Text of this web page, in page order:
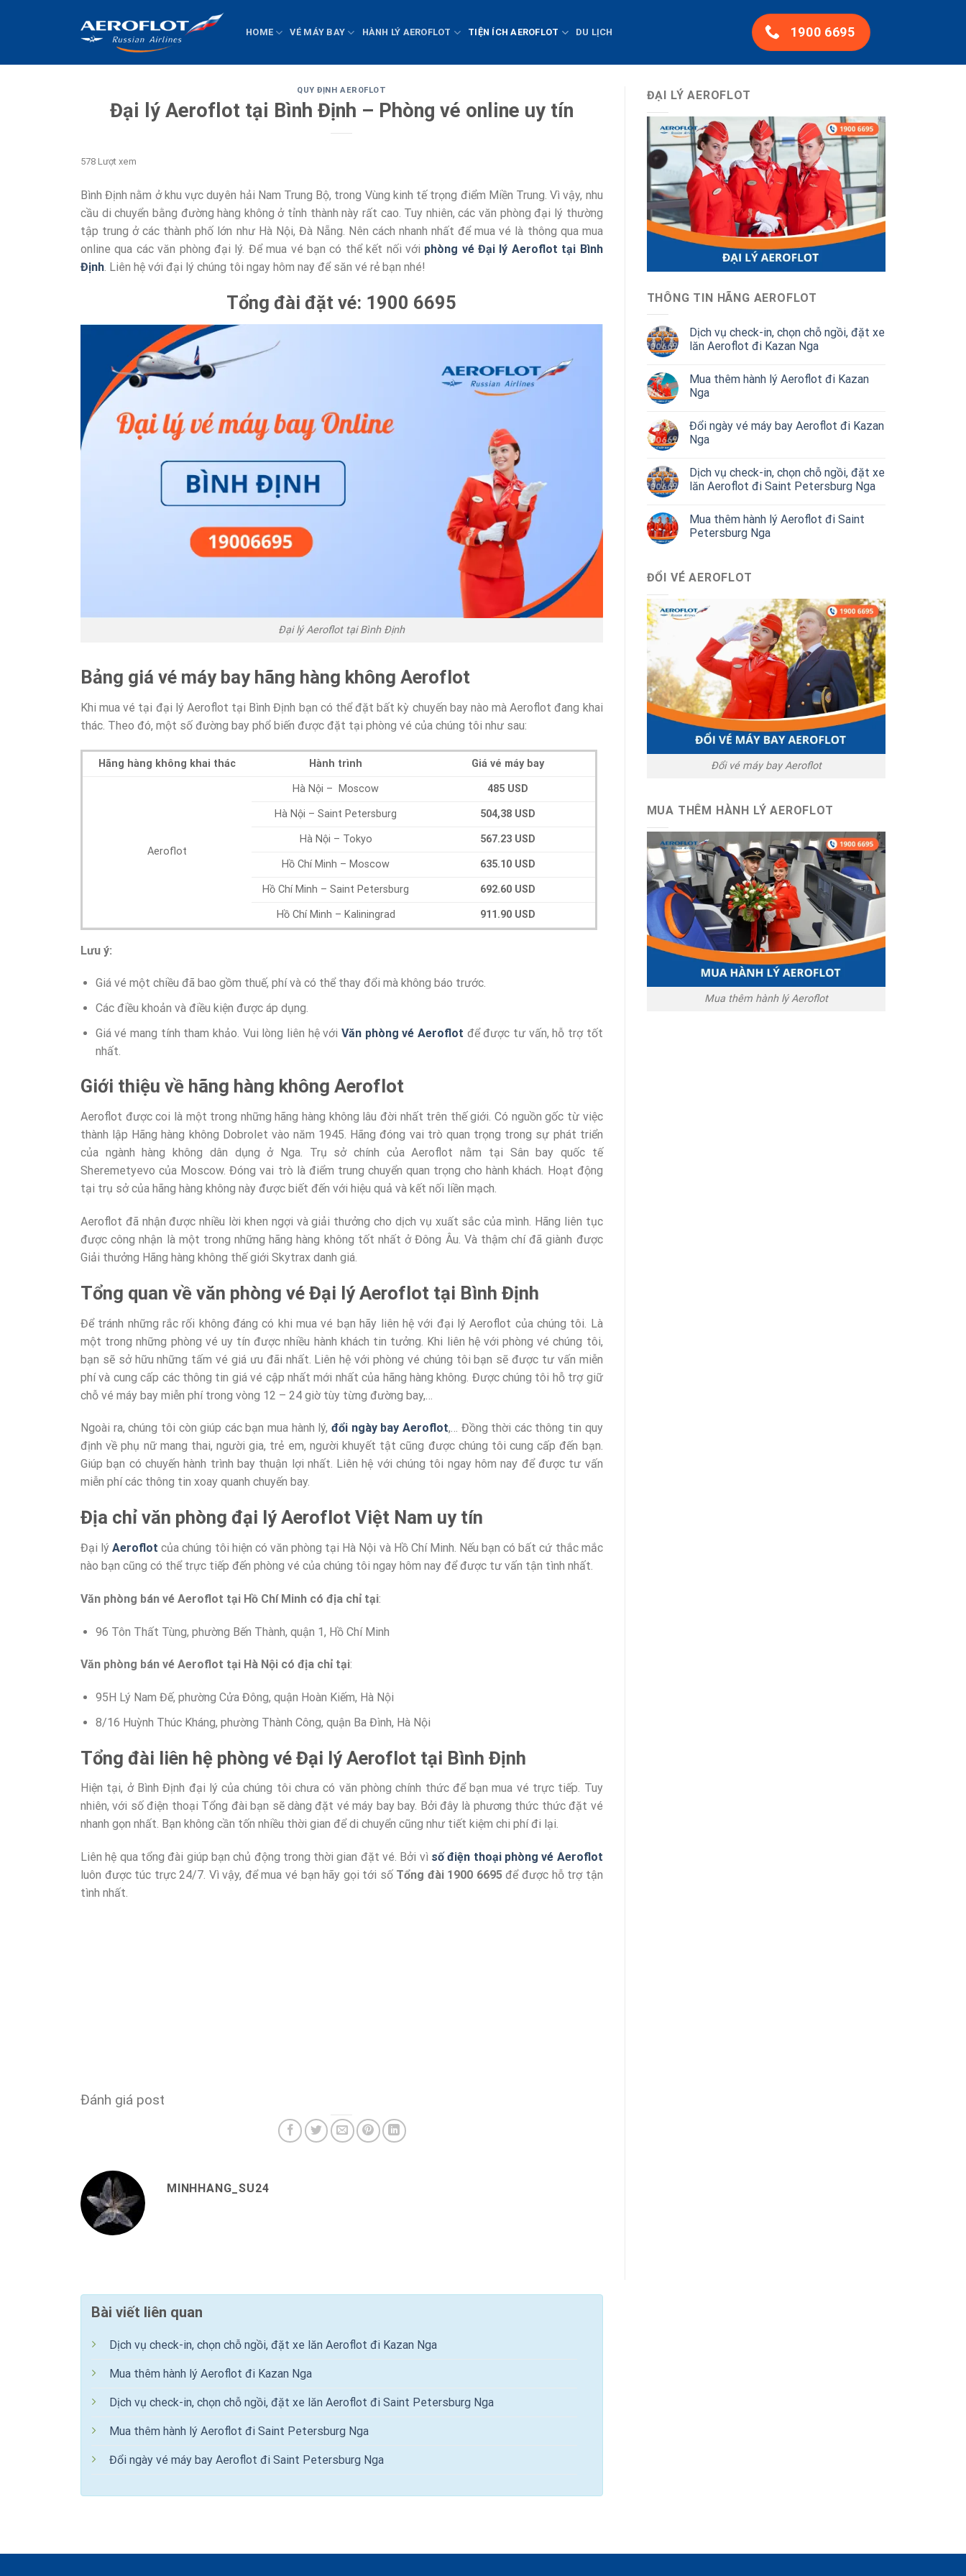
dung
HOME VÉ MÁY BAY HÀNH LÝ AEROFLOT TIỆN ÍCH AEROFLOT DU LỊCH 1900 6695
QUY ĐỊNH AEROFLOT
Đại lý Aeroflot tại Bình Định – Phòng vé online uy tín
578 Lượt xem
Bình Định nằm ở khu vực duyên hải Nam Trung Bộ, trong Vùng kinh tế trọng điểm Miền Trung. Vì vậy, nhu
cầu di chuyển bằng đường hàng không ở tỉnh thành này rất cao. Tuy nhiên, các văn phòng đại lý thường
tập trung ở các thành phố lớn như Hà Nội, Đà Nẵng. Nên cách nhanh nhất để mua vé là thông qua mua
online qua các văn phòng đại lý. Để mua vé bạn có thể kết nối với phòng vé Đại lý Aeroflot tại Bình
Định. Liên hệ với đại lý chúng tôi ngay hôm nay để săn vé rẻ bạn nhé!
Tổng đài đặt vé: 1900 6695
Đại lý Aeroflot tại Bình Định
Bảng giá vé máy bay hãng hàng không Aeroflot
Khi mua vé tại đại lý Aeroflot tại Bình Định bạn có thể đặt bất kỳ chuyến bay nào mà Aeroflot đang khai
thác. Theo đó, một số đường bay phổ biến được đặt tại phòng vé của chúng tôi như sau:
Hãng hàng không khai thác Hành trình Giá vé máy bay
Aeroflot
Hà Nội – Moscow 485 USD
Hà Nội – Saint Petersburg 504,38 USD
Hà Nội – Tokyo 567.23 USD
Hồ Chí Minh – Moscow 635.10 USD
Hồ Chí Minh – Saint Petersburg 692.60 USD
Hồ Chí Minh – Kaliningrad 911.90 USD
Lưu ý:
Giá vé một chiều đã bao gồm thuế, phí và có thể thay đổi mà không báo trước.
Các điều khoản và điều kiện được áp dụng.
Giá vé mang tính tham khảo. Vui lòng liên hệ vớiVăn phòng vé Aeroflot để được tư vấn, hỗ trợ tốt
nhất.
Giới thiệu về hãng hàng không Aeroflot
Aeroflot được coi là một trong những hãng hàng không lâu đời nhất trên thế giới. Có nguồn gốc từ việc
thành lập Hãng hàng không Dobrolet vào năm 1945. Hãng đóng vai trò quan trọng trong sự phát triển
của ngành hàng không dân dụng ở Nga. Trụ sở chính của Aeroflot nằm tại Sân bay quốc tế
Sheremetyevo của Moscow. Đóng vai trò là điểm trung chuyển quan trọng cho hành khách. Hoạt động
tại trụ sở của hãng hàng không này được biết đến với hiệu quả và kết nối liền mạch.
Aeroflot đã nhận được nhiều lời khen ngợi và giải thưởng cho dịch vụ xuất sắc của mình. Hãng liên tục
được công nhận là một trong những hãng hàng không tốt nhất ở Đông Âu. Và thậm chí đã giành được
Giải thưởng Hãng hàng không thế giới Skytrax danh giá.
Tổng quan về văn phòng vé Đại lý Aeroflot tại Bình Định
Để tránh những rắc rối không đáng có khi mua vé bạn hãy liên hệ với đại lý Aeroflot của chúng tôi. Là
một trong những phòng vé uy tín được nhiều hành khách tin tưởng. Khi liên hệ với phòng vé chúng tôi,
bạn sẽ sở hữu những tấm vé giá ưu đãi nhất. Liên hệ với phòng vé chúng tôi bạn sẽ được tư vấn miễn
phí và cung cấp các thông tin giá vé cập nhất mới nhất của hãng hàng không. Được chúng tôi hỗ trợ giữ
chỗ vé máy bay miễn phí trong vòng 12 – 24 giờ tùy từng đường bay,…
Ngoài ra, chúng tôi còn giúp các bạn mua hành lý, đổi ngày bay Aeroflot,… Đồng thời các thông tin quy
định về phụ nữ mang thai, người gia, trẻ em, người khuyết tật cũng được chúng tôi cung cấp đến bạn.
Giúp bạn có chuyến hành trình bay thuận lợi nhất. Liên hệ với chúng tôi ngay hôm nay để được tư vấn
miễn phí các thông tin xoay quanh chuyến bay.
Địa chỉ văn phòng đại lý Aeroflot Việt Nam uy tín
Đại lýAeroflot của chúng tôi hiện có văn phòng tại Hà Nội và Hồ Chí Minh. Nếu bạn có bất cứ thắc mắc
nào bạn cũng có thể trực tiếp đến phòng vé của chúng tôi ngay hôm nay để được tư vấn tận tình nhất.
Văn phòng bán vé Aeroflot tại Hồ Chí Minh có địa chỉ tại:
96 Tôn Thất Tùng, phường Bến Thành, quận 1, Hồ Chí Minh
Văn phòng bán vé Aeroflot tại Hà Nội có địa chỉ tại:
95H Lý Nam Đế, phường Cửa Đông, quận Hoàn Kiếm, Hà Nội
8/16 Huỳnh Thúc Kháng, phường Thành Công, quận Ba Đình, Hà Nội
Tổng đài liên hệ phòng vé Đại lý Aeroflot tại Bình Định
Hiện tại, ở Bình Định đại lý của chúng tôi chưa có văn phòng chính thức để bạn mua vé trực tiếp. Tuy
nhiên, với số điện thoại Tổng đài bạn sẽ dàng đặt vé máy bay bay. Bởi đây là phương thức thức đặt vé
nhanh gọn nhất. Bạn không cần tốn nhiều thời gian để di chuyển cũng như tiết kiệm chi phí đi lại.
Liên hệ qua tổng đài giúp bạn chủ động trong thời gian đặt vé. Bởi vì số điện thoại phòng vé Aeroflot
luôn được túc trực 24/7. Vì vậy, để mua vé bạn hãy gọi tới số Tổng đài 1900 6695để được hỗ trợ tận
tình nhất.
Đánh giá post
MINHHANG_SU24
ĐẠI LÝ AEROFLOT
THÔNG TIN HÃNG AEROFLOT
Dịch vụ check-in, chọn chỗ ngồi, đặt xe
lăn Aeroflot đi Kazan Nga
Mua thêm hành lý Aeroflot đi Kazan
Nga
Đổi ngày vé máy bay Aeroflot đi Kazan
Nga
Dịch vụ check-in, chọn chỗ ngồi, đặt xe
lăn Aeroflot đi Saint Petersburg Nga
Mua thêm hành lý Aeroflot đi Saint
Petersburg Nga
ĐỔI VÉ AEROFLOT
Đổi vé máy bay Aeroflot
MUA THÊM HÀNH LÝ AEROFLOT
Mua thêm hành lý Aeroflot
Bài viết liên quan
Dịch vụ check-in, chọn chỗ ngồi, đặt xe lăn Aeroflot đi Kazan Nga
Mua thêm hành lý Aeroflot đi Kazan Nga
Dịch vụ check-in, chọn chỗ ngồi, đặt xe lăn Aeroflot đi Saint Petersburg Nga
Mua thêm hành lý Aeroflot đi Saint Petersburg Nga
Đổi ngày vé máy bay Aeroflot đi Saint Petersburg Nga